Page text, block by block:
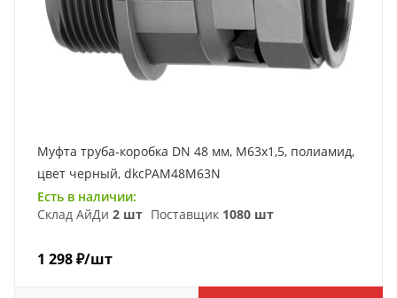
Муфта труба-коробка DN 48 мм, М63х1,5, полиамид,
цвет черный, dkcPAM48M63N
Есть в наличии:
Склад АйДи 2 шт Поставщик 1080 шт
1 298₽/шт